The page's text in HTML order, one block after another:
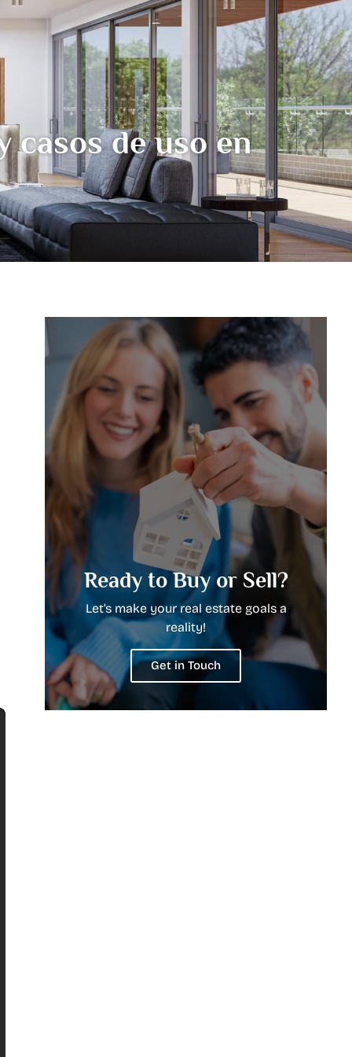
casos de uso en
Ready to Buy or Sell?
Let’s make your real estate goals a
reality!
Get in Touch